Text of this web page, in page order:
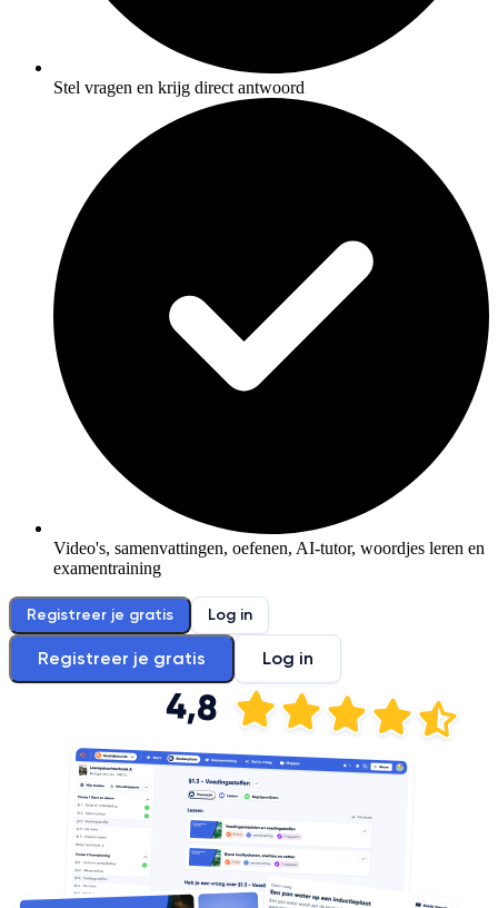
Stel vragen en krijg direct antwoord
Video's, samenvattingen, oefenen, AI-tutor, woordjes leren en
examentraining
Registreer je gratis Log in
Registreer je gratis Log in